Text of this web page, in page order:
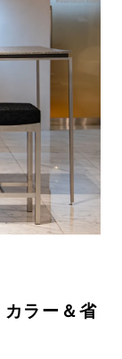
ラー＆省